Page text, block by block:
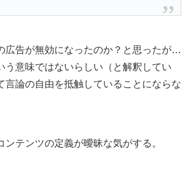
広告が無効になったのか？と思ったが…
う意味ではないらしい（と解釈してい
言論の自由を抵触していることにならな
ンテンツの定義が曖昧な気がする。